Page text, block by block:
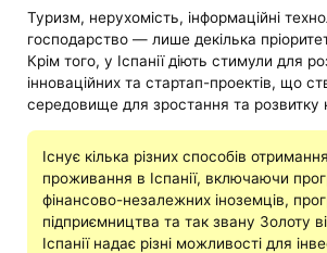
Туризм, нерухомість, інформаційні
господарство — лише декілька
Крім того, у Іспанії діють стимули для
інноваційних та стартап-проектів, що
середовище для зростання та розвитку
Існує кілька різних способів
проживання в Іспанії, включаючи
фінансово-незалежних іноземців,
підприємництва та так звану Золоту
Іспанії надає різні можливості для